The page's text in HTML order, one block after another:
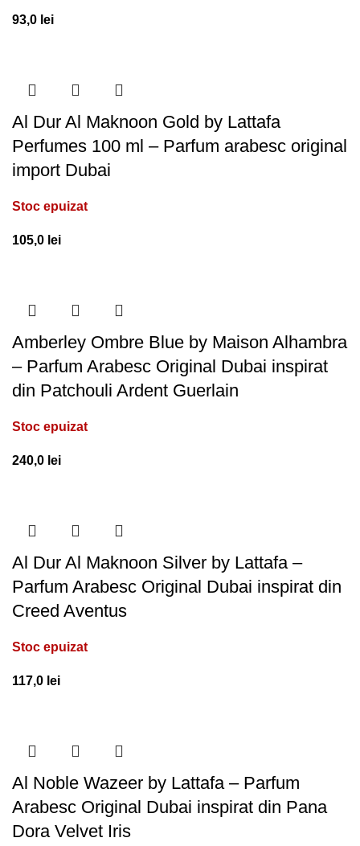
93,0 lei
Al Dur Al Maknoon Gold by Lattafa
Perfumes 100 ml – Parfum arabesc original
import Dubai
Stoc epuizat
105,0 lei
Amberley Ombre Blue by Maison Alhambra
– Parfum Arabesc Original Dubai inspirat
din Patchouli Ardent Guerlain
Stoc epuizat
240,0 lei
Al Dur Al Maknoon Silver by Lattafa –
Parfum Arabesc Original Dubai inspirat din
Creed Aventus
Stoc epuizat
117,0 lei
Al Noble Wazeer by Lattafa – Parfum
Arabesc Original Dubai inspirat din Pana
Dora Velvet Iris